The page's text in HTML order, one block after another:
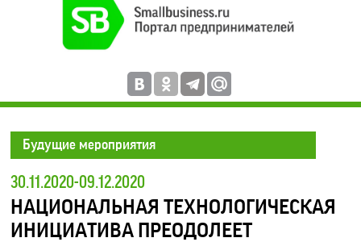
Будущие мероприятия
30.11.2020-09.12.2020
НАЦИОНАЛЬНАЯ ТЕХНОЛОГИЧЕСКАЯ
ИНИЦИАТИВА ПРЕОДОЛЕЕТ